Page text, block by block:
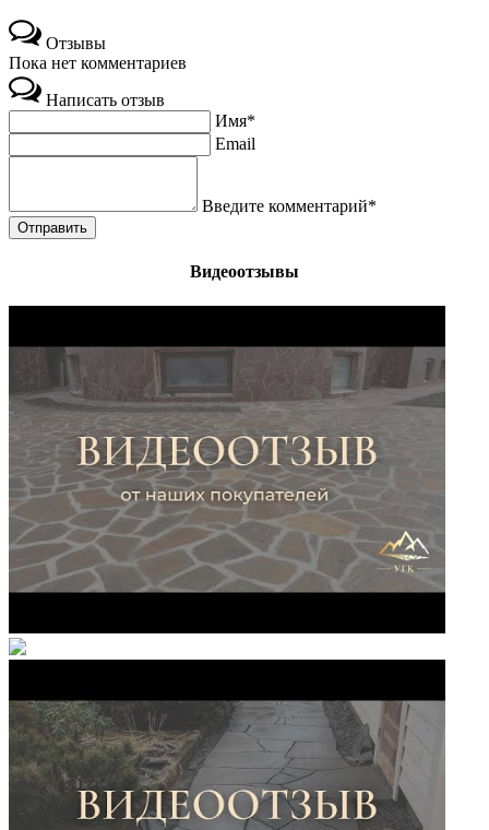
Отзывы
Пока нет комментариев
Написать отзыв
Имя*
Email
Введите комментарий*
Видеоотзывы